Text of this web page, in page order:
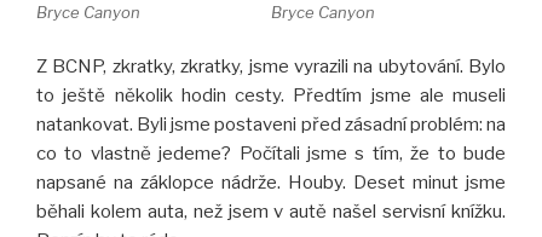
Bryce Canyon Bryce Canyon
Z BCNP, zkratky, zkratky, jsme vyrazili na ubytování. Bylo
to ještě několik hodin cesty. Předtím jsme ale museli
natankovat. Byli jsme postaveni před zásadní problém: na
co to vlastně jedeme? Počítali jsme s tím, že to bude
napsané na záklopce nádrže. Houby. Deset minut jsme
běhali kolem auta, než jsem v autě našel servisní knížku.